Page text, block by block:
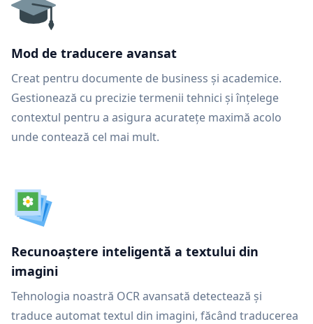
Mod de traducere avansat
Creat pentru documente de business și academice.
Gestionează cu precizie termenii tehnici și înțelege
contextul pentru a asigura acuratețe maximă acolo
unde contează cel mai mult.
Recunoaștere inteligentă a textului din
imagini
Tehnologia noastră OCR avansată detectează și
traduce automat textul din imagini, făcând traducerea